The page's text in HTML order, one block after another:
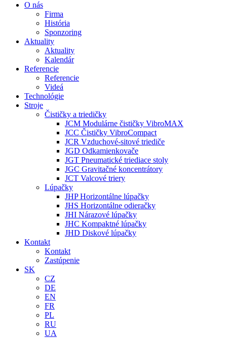
O nás
Firma
História
Sponzoring
Aktuality
Aktuality
Kalendár
Referencie
Referencie
Videá
Technológie
Stroje
Čističky a triedičky
JCM Modulárne čističky VibroMAX
JCC Čističky VibroCompact
JCR Vzduchové-sitové triediče
JGD Odkamienkovače
JGT Pneumatické triediace stoly
JGC Gravitačné koncentrátory
JCT Valcové triery
Lúpačky
JHP Horizontálne lúpačky
JHS Horizontálne odieračky
JHI Nárazové lúpačky
JHC Kompaktné lúpačky
JHD Diskové lúpačky
Kontakt
Kontakt
Zastúpenie
SK
CZ
DE
EN
FR
PL
RU
UA